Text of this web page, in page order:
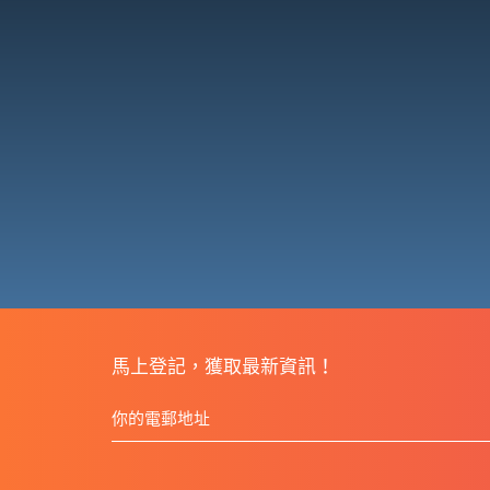
馬上登記，獲取最新資訊！